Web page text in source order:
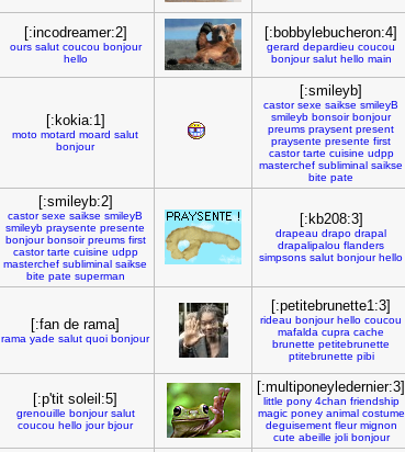
[:incodreamer:2]
ours salut coucou bonjour
hello
[:bobbylebucheron:4]
gerard depardieu coucou
bonjour salut hello main
[:kokia:1]
moto motard moard salut
bonjour
[:smileyb]
castor sexe saikse smileyB
smileyb bonsoir bonjour
preums praysent present
praysente presente first
castor tarte cuisine udpp
masterchef subliminal saikse
bite pate
[:smileyb:2]
castor sexe saikse smileyB
smileyb praysente presente
bonjour bonsoir preums first
castor tarte cuisine udpp
masterchef subliminal saikse
bite pate superman
[:kb208:3]
drapeau drapo drapal
drapalipalou flanders
simpsons salut bonjour hello
[:fan de rama]
rama yade salut quoi bonjour
[:petitebrunette1:3]
rideau bonjour hello coucou
mafalda cupra cache
brunette petitebrunette
ptitebrunette pibi
[:p'tit soleil:5]
grenouille bonjour salut
coucou hello jour bjour
[:multiponeyledernier:3]
little pony 4chan friendship
magic poney animal costume
deguisement fleur mignon
cute abeille joli bonjour